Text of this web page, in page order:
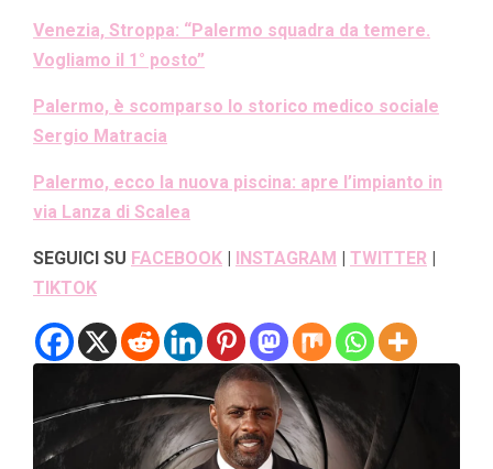
Venezia, Stroppa: “Palermo squadra da temere.
Vogliamo il 1° posto”
Palermo, è scomparso lo storico medico sociale
Sergio Matracia
Palermo, ecco la nuova piscina: apre l’impianto in
via Lanza di Scalea
SEGUICI SU FACEBOOK | INSTAGRAM | TWITTER |
TIKTOK